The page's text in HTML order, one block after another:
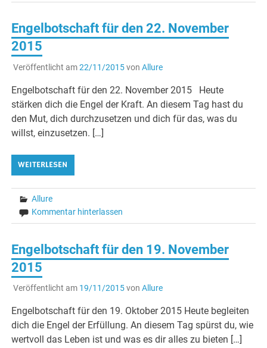
Engelbotschaft für den 22. November
2015
Veröffentlicht am22/11/2015von Allure
Engelbotschaft für den 22. November 2015 Heute
stärken dich die Engel der Kraft. An diesem Tag hast du
den Mut, dich durchzusetzen und dich für das, was du
willst, einzusetzen. […]
WEITERLESEN
Allure
Kommentar hinterlassen
Engelbotschaft für den 19. November
2015
Veröffentlicht am 19/11/2015von Allure
Engelbotschaft für den 19. Oktober 2015 Heute begleiten
dich die Engel der Erfüllung. An diesem Tag spürst du, wie
wertvoll das Leben ist und was es dir alles zu bieten […]